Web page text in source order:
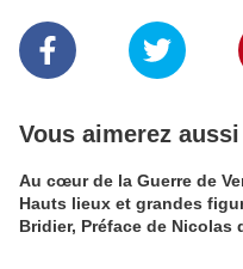
Vous aimerez aussi
Au cœur de la Guerre de
Hauts lieux et grandes
Bridier, Préface de Nicolas